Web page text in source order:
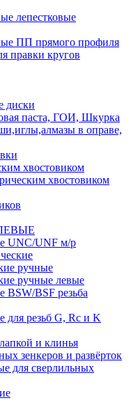
лепестковые
ПП прямого профиля
правки кругов
диски
паста, ГОИ, Шкурка
в оправе,
хвостовиком
хвостовиком
ЛЕВЫЕ
UNC/UNF м/р
ручные
ручные левые
BSF резьба
резьб G, Rc и K
и клинья
зенкеров и развёрток
для сверлильных